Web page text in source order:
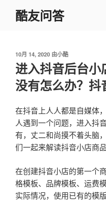
酷友问答
发
布
于
10月 14, 2020 由小酷
进入抖音后台
没有怎么办？抖
在抖音上人人都是自媒体
人遇到一个问题，进入抖
有，丈二和尚摸不着头脑
们一起来解读抖音小店商
在创建抖音小店的第一个
格模板、品牌模板、运费
实际情况，使用已有的模